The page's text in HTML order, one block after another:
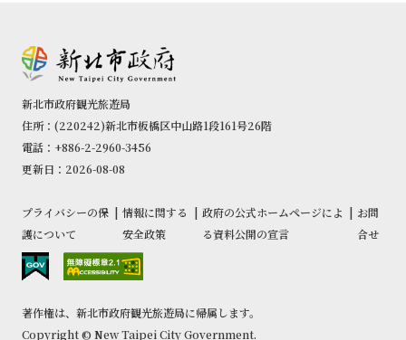
新北市政府観光旅遊局
住所：(220242)新北市板橋区中山路1段161号26階
電話：+886-2-2960-3456
更新日：2026-08-08
プライバシーの保
護について
| 情報に関する
安全政策
| 政府の公式ホームページによ
る資料公開の宣言
| お問
合せ
著作権は、新北市政府観光旅遊局に帰属します。
Copyright © New Taipei City Government.